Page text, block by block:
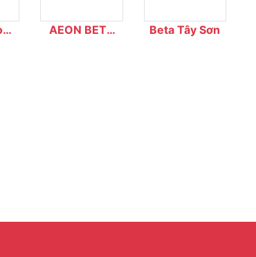
AEON BETA
Beta Tây Sơn